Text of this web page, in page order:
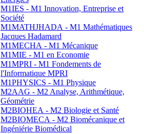
M1IES - M1 Innovation, Entreprise et
Société
M1MATHJHADA - M1 Mathématiques
Jacques Hadamard
M1MECHA - M1 Mécanique
M1MIE - M1 en Economie
M1MPRI - M1 Fondements de
l'Informatique MPRI
M1PHYSICS - M1 Physique
M2AAG - M2 Analyse, Arithmétique,
Géométrie
M2BIOHEA - M2 Biologie et Santé
M2BIOMECA - M2 Biomécanique et
Ingéniérie Biomédical